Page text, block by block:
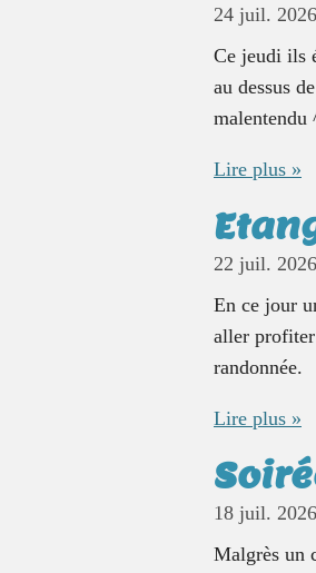
24 juil. 2026
Ce jeudi ils
au dessus
Lire plus »
22 juil. 2026
En ce jour
aller profiter
randonnée.
Lire plus »
18 juil. 2026
Malgrès un